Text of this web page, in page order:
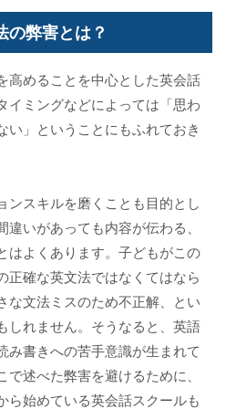
の弊害とは？
めることを中心とした英会話
イミングなどによっては「思わ
い」ということにもふれておき
スキルを磨くことも目的とし
いがあっても内容が伝わる、
はよくあります。子どもがこの
正確な英文法ではなくてはなら
な文法ミスのため不正解、とい
しれません。そうなると、英語
み書きへの苦手意識が生まれて
述べた弊害を避けるために、
ら始めている英会話スクールも